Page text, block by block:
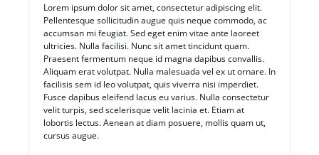
Lorem ipsum dolor sit amet, consectetur adipiscing elit.
Pellentesque sollicitudin augue quis neque commodo, ac
accumsan mi feugiat. Sed eget enim vitae ante laoreet
ultricies. Nulla facilisi. Nunc sit amet tincidunt quam.
Praesent fermentum neque id magna dapibus convallis.
Aliquam erat volutpat. Nulla malesuada vel ex ut ornare. In
facilisis sem id leo volutpat, quis viverra nisi imperdiet.
Fusce dapibus eleifend lacus eu varius. Nulla consectetur
velit turpis, sed scelerisque velit lacinia et. Etiam at
lobortis lectus. Aenean at diam posuere, mollis quam ut,
cursus augue.